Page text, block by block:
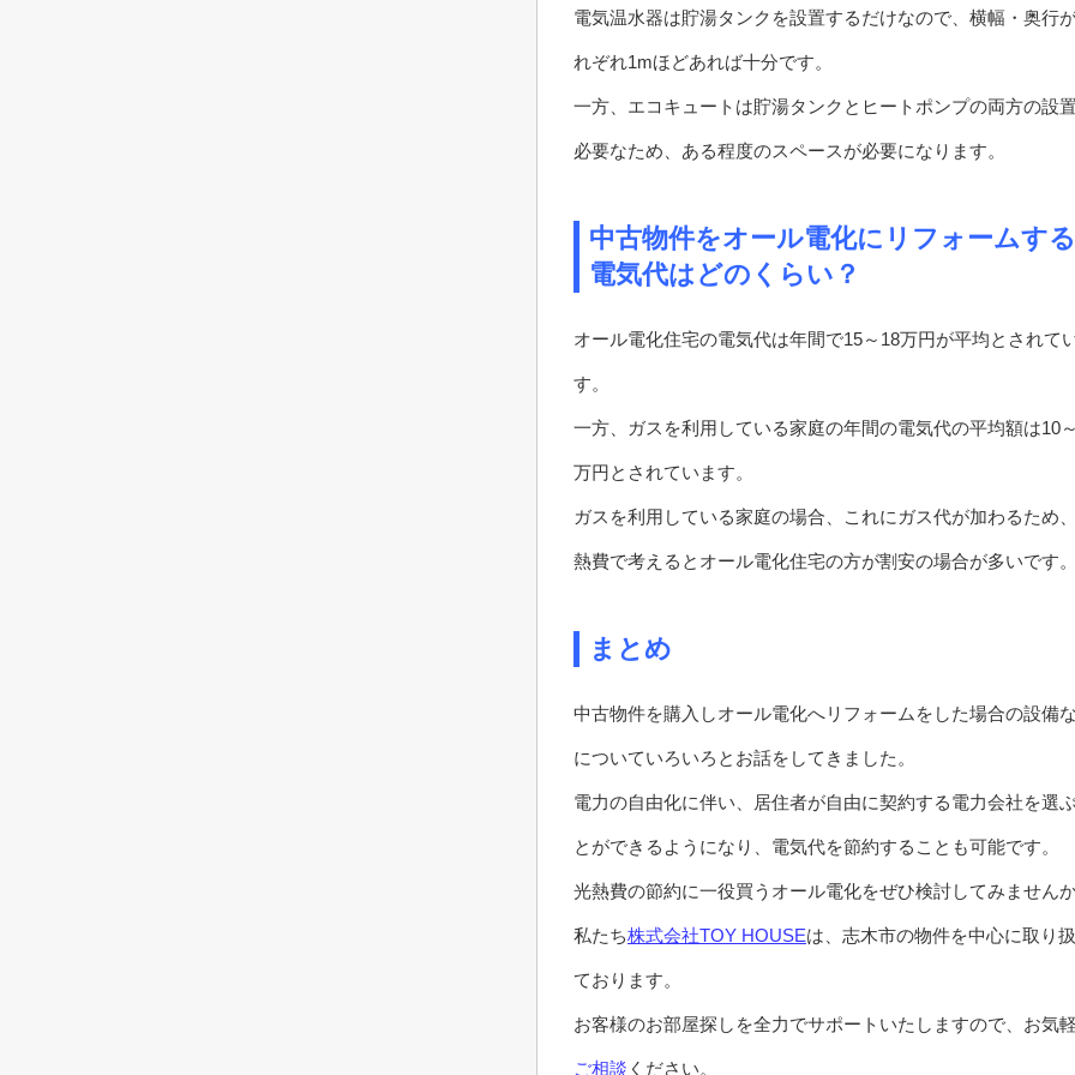
電気温水器は貯湯タンクを設置するだけなので、横幅・奥行
れぞれ1mほどあれば十分です。
一方、エコキュートは貯湯タンクとヒートポンプの両方の設
必要なため、ある程度のスペースが必要になります。
中古物件をオール電化にリフォームす
電気代はどのくらい？
オール電化住宅の電気代は年間で15～18万円が平均とされて
す。
一方、ガスを利用している家庭の年間の電気代の平均額は10
万円とされています。
ガスを利用している家庭の場合、これにガス代が加わるため
熱費で考えるとオール電化住宅の方が割安の場合が多いです。
まとめ
中古物件を購入しオール電化へリフォームをした場合の設備
についていろいろとお話をしてきました。
電力の自由化に伴い、居住者が自由に契約する電力会社を選
とができるようになり、電気代を節約することも可能です。
光熱費の節約に一役買うオール電化をぜひ検討してみませんか
私たち株式会社TOY HOUSEは、志木市の物件を中心に取り
ております。
お客様のお部屋探しを全力でサポートいたしますので、お気
ご相談 ください。